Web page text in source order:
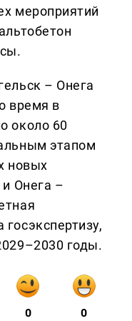
мероприятий
– Онега
время в
около 60
этапом
новых
Онега –
годы.
0 0